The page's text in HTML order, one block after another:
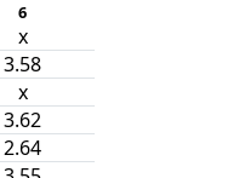
6
x
3.58
x
3.62
2.64